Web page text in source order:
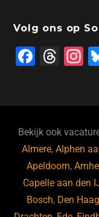
Volg ons op
F
b
o
o
k
T
d
s
a
Bekijk ook
Almere,Alphen
Apeldoorn,
Capelle aan den
Bosch, Den Haag